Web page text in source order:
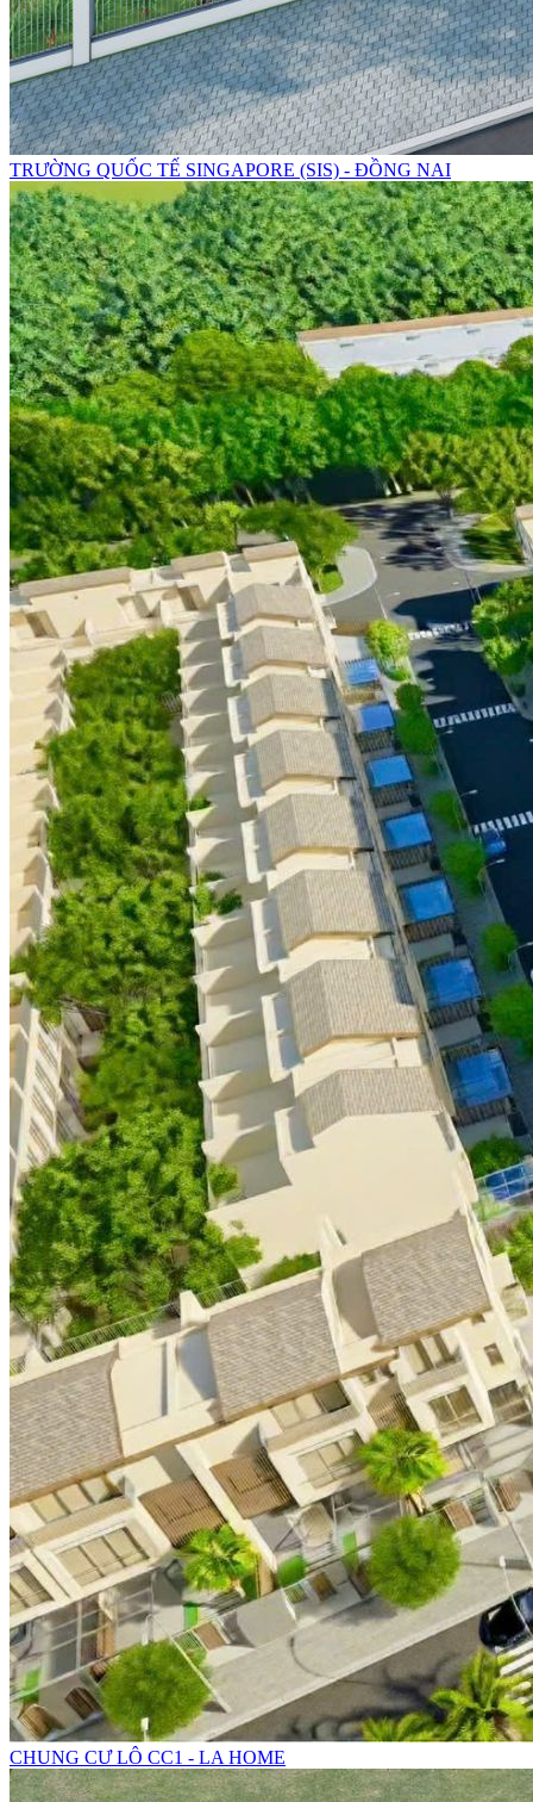
TRƯỜNG QUỐC TẾ SINGAPORE (SIS) - ĐỒNG NAI
CHUNG CƯ LÔ CC1 - LA HOME